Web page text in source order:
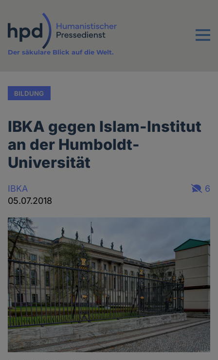
Inhalt
Menu
Der säkulare Blick auf die Welt.
BILDUNG
IBKA gegen Islam-Institut
an der Humboldt-
Universität
IBKA
05.07.2018
6